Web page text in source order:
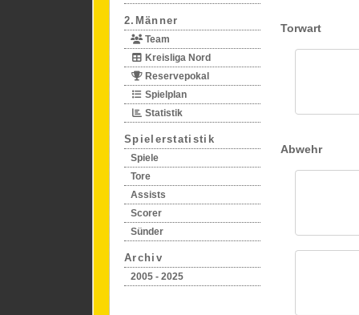
2.Männer
Team
Kreisliga Nord
Reservepokal
Spielplan
Statistik
Spielerstatistik
Spiele
Tore
Assists
Scorer
Sünder
Archiv
2005 - 2025
Torwart
Abwehr